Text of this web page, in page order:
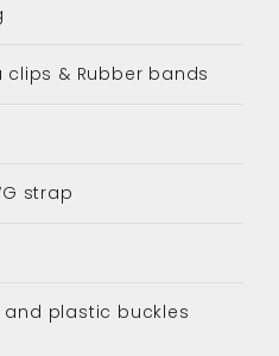
clips & Rubber bands
strap
and plastic buckles